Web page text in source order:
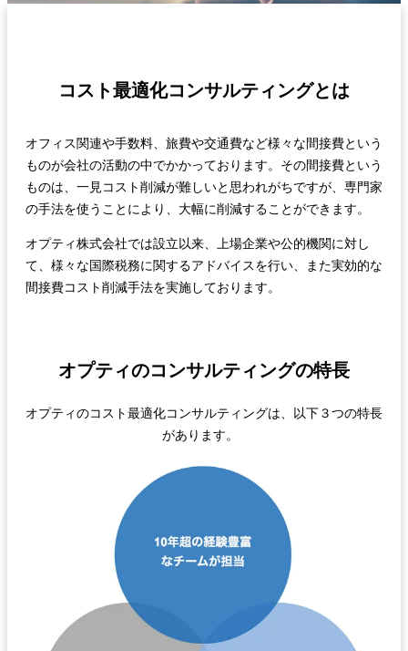
コスト最適化コンサルティングとは
オフィス関連や手数料、旅費や交通費など様々な間接費という
ものが会社の活動の中でかかっております。その間接費という
ものは、一見コスト削減が難しいと思われがちですが、専門家
の手法を使うことにより、大幅に削減することができます。
オプティ株式会社では設立以来、上場企業や公的機関に対し
て、様々な国際税務に関するアドバイスを行い、また実効的な
間接費コスト削減手法を実施しております。
オプティのコンサルティングの特長
オプティのコスト最適化コンサルティングは、以下３つの特長
があります。